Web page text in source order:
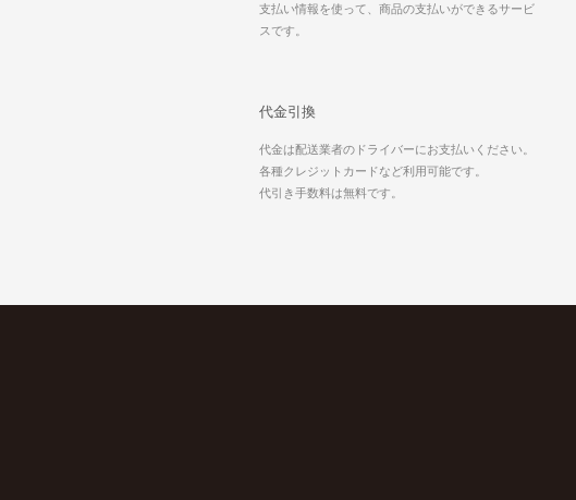
支払い情報を使って、商品の支払いができるサービ
スです。
代金引換
代金は配送業者のドライバーにお支払いください。
各種クレジットカードなど利用可能です。
代引き手数料は無料です。